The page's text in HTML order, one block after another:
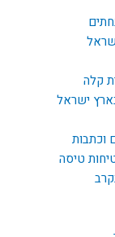
קלה
ישראל
וכתבות
טיסה